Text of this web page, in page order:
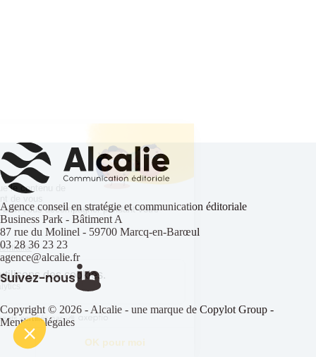
Agence conseil en stratégie et communication éditoriale
Business Park - Bâtiment A
87 rue du Molinel - 59700 Marcq-en-Barœul
03 28 36 23 23
agence@alcalie.fr
Suivez-nous
Copyright © 2026 - Alcalie - une marque de Copylot Group -
Mentions légales